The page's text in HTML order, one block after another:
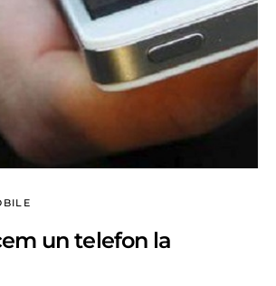
un telefon la